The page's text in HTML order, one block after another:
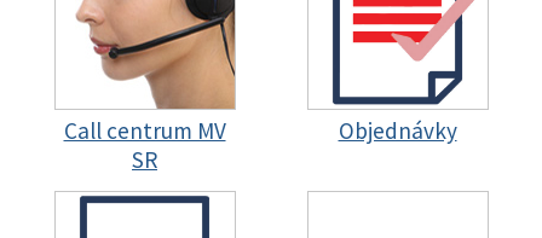
Call centrum MV
SR
Objednávky